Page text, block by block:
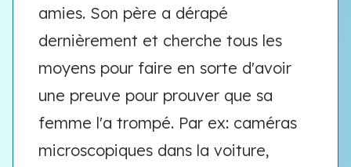
amies. Son père a dérapé
dernièrement et cherche tous les
moyens pour faire en sorte d'avoir
une preuve pour prouver que sa
femme l'a trompé. Par ex: caméras
microscopiques dans la voiture,